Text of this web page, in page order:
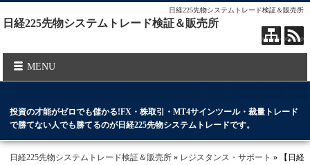
日経225先物システムトレード検証＆販売所
日経225先物システムトレード検証＆販売所
MENU
投資の才能がゼロでも儲かる!FX・株取引・MT4サインツール・裁量トレード
で勝てない人でも勝てるのが日経225先物システムトレードです。
日経225先物システムトレード検証＆販売所 » レジスタンス・サポート » 【日経